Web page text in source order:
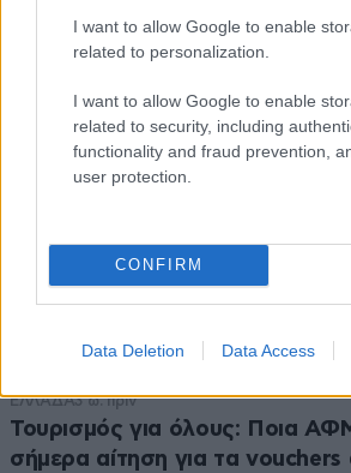
I want to allow Google to enable
related to personalization.
I want to allow Google to enable
related to security, including
functionality and fraud prevention,
user protection.
CONFIRM
Data Deletion Data Access
ΕΛΛΑΔΑ3 ω. πριν
Τουρισμός για όλους: Ποια
σήμερα αίτηση για τα